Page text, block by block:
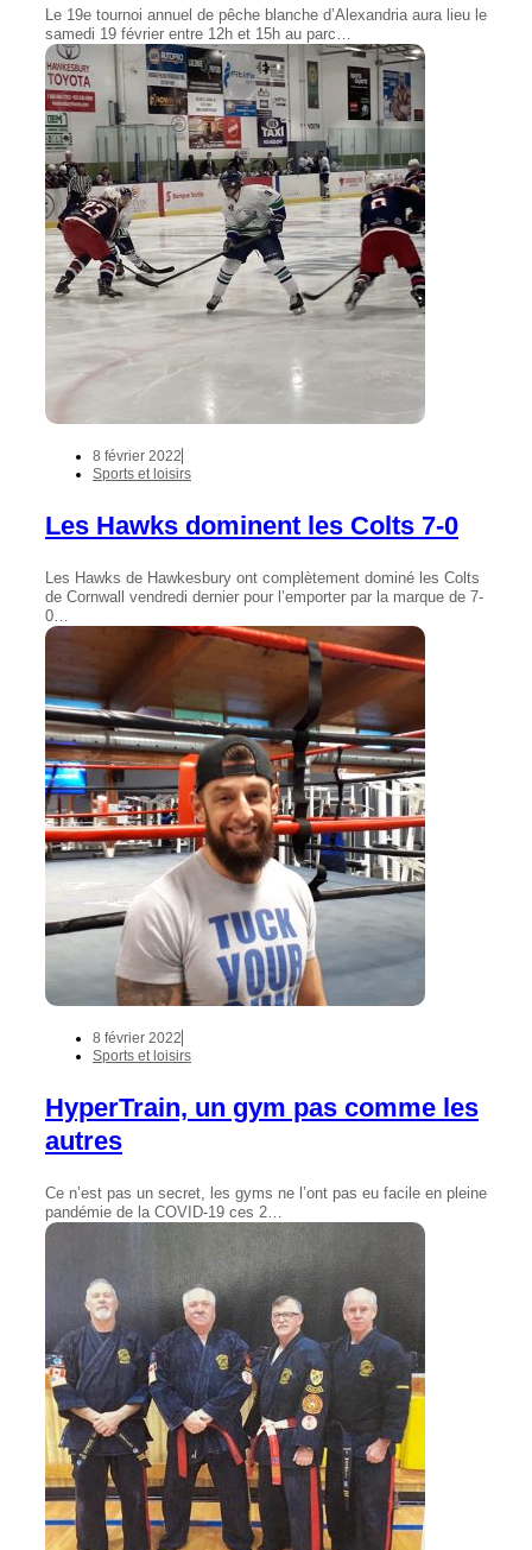
Le 19e tournoi annuel de pêche blanche d’Alexandria aura lieu le
samedi 19 février entre 12h et 15h au parc…
8 février 2022
Sports et loisirs
Les Hawks dominent les Colts 7-0
Les Hawks de Hawkesbury ont complètement dominé les Colts
de Cornwall vendredi dernier pour l’emporter par la marque de 7-
0…
8 février 2022
Sports et loisirs
HyperTrain, un gym pas comme les
autres
Ce n’est pas un secret, les gyms ne l’ont pas eu facile en pleine
pandémie de la COVID-19 ces 2…